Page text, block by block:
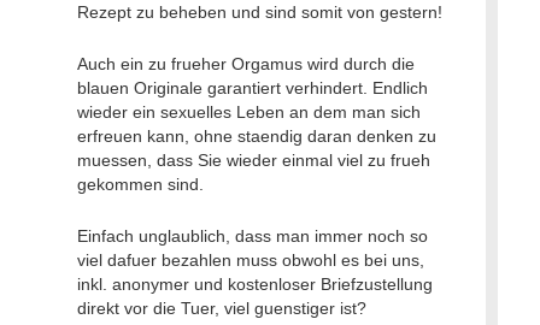
Rezept zu beheben und sind somit von gestern!
Auch ein zu frueher Orgamus wird durch die
blauen Originale garantiert verhindert. Endlich
wieder ein sexuelles Leben an dem man sich
erfreuen kann, ohne staendig daran denken zu
muessen, dass Sie wieder einmal viel zu frueh
gekommen sind.
Einfach unglaublich, dass man immer noch so
viel dafuer bezahlen muss obwohl es bei uns,
inkl. anonymer und kostenloser Briefzustellung
direkt vor die Tuer, viel guenstiger ist?